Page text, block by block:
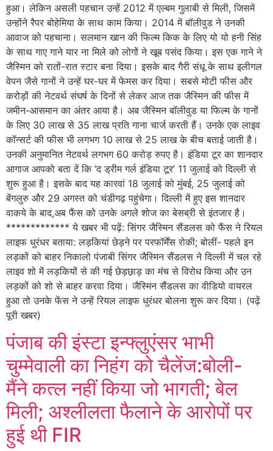
हुआ। लेकिन असली पहचान उन्हें 2012 में एल्बम गुलाबी से मिली, जिसमें
उन्होंने रैपर बोहेमिया के साथ काम किया। 2014 में बॉलीवुड ने उनकी
आवाज को पहचाना। सलमान खान की फिल्म किक के लिए यो यो हनी सिंह
के साथ गाए गाने यार ना मिले को लोगों ने खूब पसंद किया। इस एक गाने ने
जैस्मिन को रातों-रात स्टार बना दिया। इसके बाद गैरी संधू के साथ इलीगल
वेपन जैसे गानों ने उन्हें घर-घर में फेमस कर दिया। सबसे मोटी फीस और
करोड़ों की नेटवर्थ संघर्ष के दिनों से लेकर आज तक जैस्मिन की फीस में
जमीन-आसमान का अंतर आया है। अब जैस्मिन बॉलीवुड या फिल्म के गानों
के लिए 30 लाख से 35 लाख प्रति गाना चार्ज करती हैं। उनके एक लाइव
कॉन्सर्ट की फीस भी लगभग 10 लाख से 25 लाख के बीच बताई जाती है।
उनकी अनुमानित नेटवर्थ लगभग 60 करोड़ रुपए है। इंडिया टूर का शानदार
आगाज आपको बता दें कि ‘द ड्रीम गर्ल इंडिया टूर’ 11 जुलाई को दिल्ली से
शुरू हुआ है। इसके बाद यह कारवां 18 जुलाई को मुंबई, 25 जुलाई को
बेंगलुरु और 29 अगस्त को चंडीगढ़ पहुंचेगा। दिल्ली में हुए इस शानदार
वाकये के बाद,अब फैंस को उनके अगले शोज का बेसब्री से इंतजार है।
************* ये खबर भी पढ़ें: सिंगर जैस्मिन सैंडलस को फैंस ने रियल
लाइफ धुरंधर बताया: लड़कियां छेड़ने पर परफॉर्मेंस रोकी; बोलीं- पहले इन
लड़कों को बाहर निकालो पंजाबी सिंगर जैस्मिन सैंडलस ने दिल्ली में चल रहे
लाइव शो में लड़कियों से की गई छेड़छ़ाड़ का मंच से विरोध किया और उन
लड़कों को शो से बाहर करवा दिया। जैस्मिन सैंडलस का वीडियो वायरल
हुआ तो उनके फेंस ने उन्हें रियल लाइफ धुरंधर बोलना शुरू कर दिया। (पढ़ें
पूरी खबर)
पंजाब की इंस्टा इन्फ्लुएंसर भाभी
चुम्मेवाली का निहंग को चैलेंज:बोली-
मैंने कत्ल नहीं किया जो भागती; बेल
मिली; अश्लीलता फैलाने के आरोपों पर
हुई थी FIR